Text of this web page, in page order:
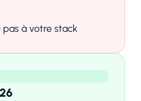
pas à votre stack